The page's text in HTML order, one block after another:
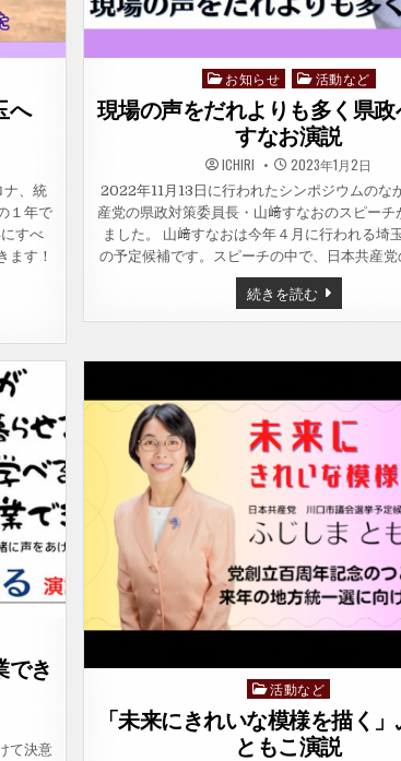
へ
ナ、統
１年で
すべ
ます！
Posted
in
お知らせ 活動など
現場の声をだれよりも多く県
すなお演説
ICHIRI 2023年1月2日
2022年11月13日に行われたシンポジウムのな
産党の県政対策委員長・山﨑すなおのスピーチ
ました。 山﨑すなおは今年４月に行われる埼
の予定候補です。スピーチの中で、日本共産
続きを読む現
場
の
だ
り
も
多
く
県
政
へ
山
﨑
す
な
お
演
説
き
て決意
Posted
in
活動など
「未来にきれいな模様を描く
ともこ演説